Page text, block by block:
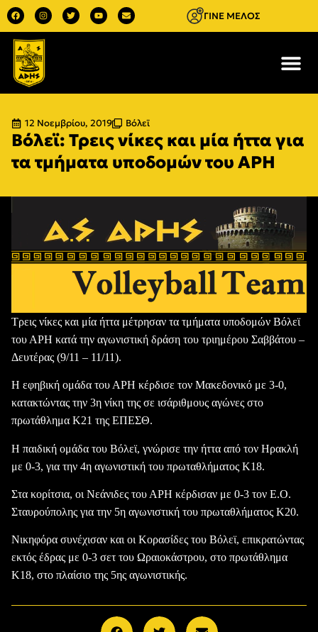
ΓΙΝΕ ΜΕΛΟΣ
12 Νοεμβρίου, 2019 Βόλεϊ
Βόλεϊ: Τρεις νίκες και μία ήττα για
τα τμήματα υποδομών του ΑΡΗ
Τρεις νίκες και μία ήττα μέτρησαν τα τμήματα υποδομών Βόλεϊ
του ΑΡΗ κατά την αγωνιστική δράση του τριημέρου Σαββάτου –
Δευτέρας (9/11 – 11/11).
Η εφηβική ομάδα του ΑΡΗ κέρδισε τον Μακεδονικό με 3-0,
κατακτώντας την 3η νίκη της σε ισάριθμους αγώνες στο
πρωτάθλημα Κ21 της ΕΠΕΣΘ.
Η παιδική ομάδα του Βόλεϊ, γνώρισε την ήττα από τον Ηρακλή
με 0-3, για την 4η αγωνιστική του πρωταθλήματος Κ18.
Στα κορίτσια, οι Νεάνιδες του ΑΡΗ κέρδισαν με 0-3 τον Ε.Ο.
Σταυρούπολης για την 5η αγωνιστική του πρωταθλήματος K20.
Νικηφόρα συνέχισαν και οι Κορασίδες του Βόλεϊ, επικρατώντας
εκτός έδρας με 0-3 σετ του Ωραιοκάστρου, στο πρωτάθλημα
Κ18, στο πλαίσιο της 5ης αγωνιστικής.